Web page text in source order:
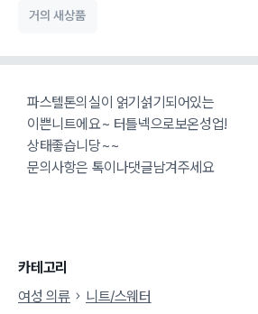
거의 새상품
파스텔톤의실이 얽기섥기되어있는
이쁜니트에요~ 터틀넥으로보온성업!
상태좋습니당~~
문의사항은 톡이나댓글남겨주세요
카테고리
여성 의류
니트/스웨터